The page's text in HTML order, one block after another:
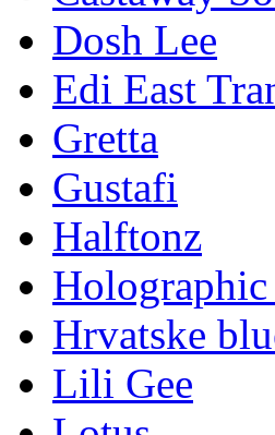
Dosh Lee
Edi East
Gretta
Gustafi
Halftonz
Hrvatske
Lili Gee